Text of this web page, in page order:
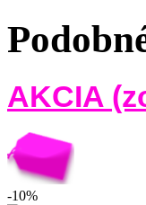
AKCIA
-10%